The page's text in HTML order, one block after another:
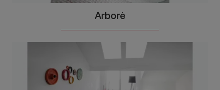
Arborè